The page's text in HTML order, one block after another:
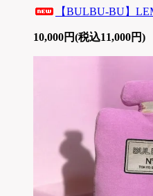
【BULBU-BU】
10,000円(税込11,000円)